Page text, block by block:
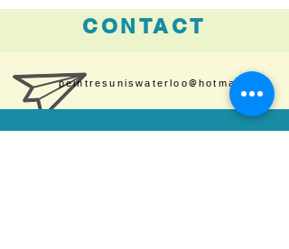
CONTACT
peintresuniswaterloo@hotmail.com